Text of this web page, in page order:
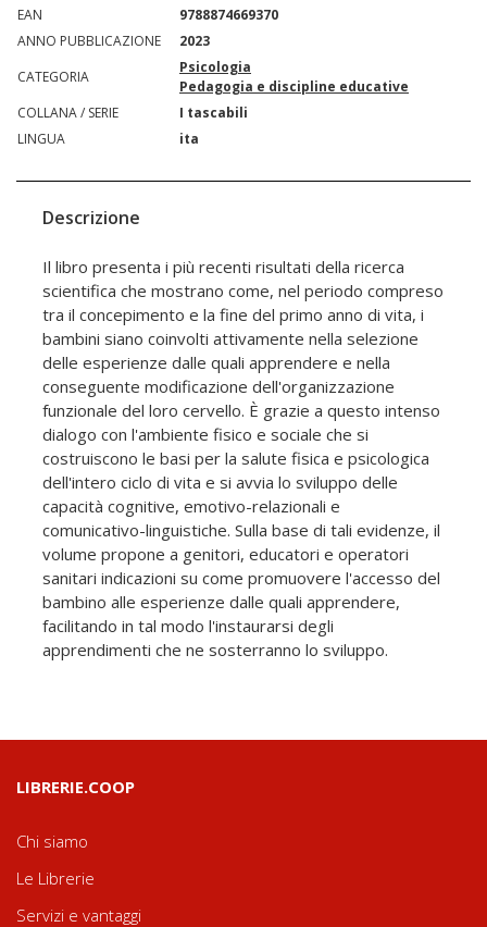
EAN
9788874669370
ANNO PUBBLICAZIONE
2023
CATEGORIA
Psicologia
Pedagogia e discipline educative
COLLANA / SERIE
I tascabili
LINGUA
ita
Descrizione
Il libro presenta i più recenti risultati della ricerca
scientifica che mostrano come, nel periodo compreso
tra il concepimento e la fine del primo anno di vita, i
bambini siano coinvolti attivamente nella selezione
delle esperienze dalle quali apprendere e nella
conseguente modificazione dell'organizzazione
funzionale del loro cervello. È grazie a questo intenso
dialogo con l'ambiente fisico e sociale che si
costruiscono le basi per la salute fisica e psicologica
dell'intero ciclo di vita e si avvia lo sviluppo delle
capacità cognitive, emotivo-relazionali e
comunicativo-linguistiche. Sulla base di tali evidenze, il
volume propone a genitori, educatori e operatori
sanitari indicazioni su come promuovere l'accesso del
bambino alle esperienze dalle quali apprendere,
facilitando in tal modo l'instaurarsi degli
apprendimenti che ne sosterranno lo sviluppo.
LIBRERIE.COOP
Chi siamo
Le Librerie
Servizi e vantaggi